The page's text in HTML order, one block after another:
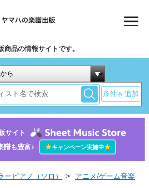
商品の情報サイトです。
条件を追加
サイト
譜も豊富♪
★キャンペーン実施中★
ーピアノ（ソロ） > アニメ/ゲーム音楽